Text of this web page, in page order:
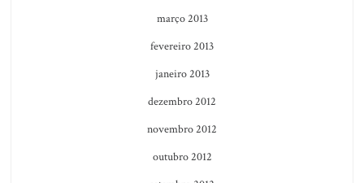
março 2013
fevereiro 2013
janeiro 2013
dezembro 2012
novembro 2012
outubro 2012